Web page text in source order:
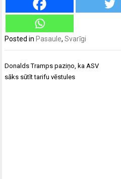
Posted in Pasaule,Svarīgi
Ziņu
izvēlne
Donalds Tramps paziņo, ka ASV
sāks sūtīt tarifu vēstules